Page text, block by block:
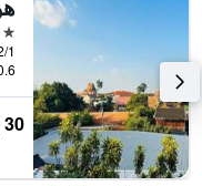
3 نجوم
0.6 كيلومتر عن
30 ﷼